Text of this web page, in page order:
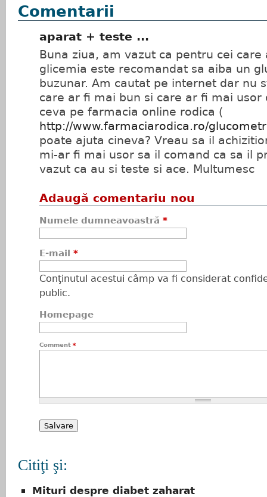
Comentarii
aparat + teste ...
Buna ziua, am vazut ca pentru cei care
glicemia este recomandat sa aiba un
buzunar. Am cautat pe internet dar nu
care ar fi mai bun si care ar fi mai usor
ceva pe farmacia online rodica (
http://www.farmaciarodica.ro/
poate ajuta cineva? Vreau sa il
mi-ar fi mai usor sa il comand ca sa il
vazut ca au si teste si ace. Multumesc
Adaugă comentariu nou
Numele dumneavoastră *
E-mail *
Conţinutul acestui câmp va fi considerat
public.
Homepage
Comment *
Citiţi şi:
Mituri despre diabet zaharat